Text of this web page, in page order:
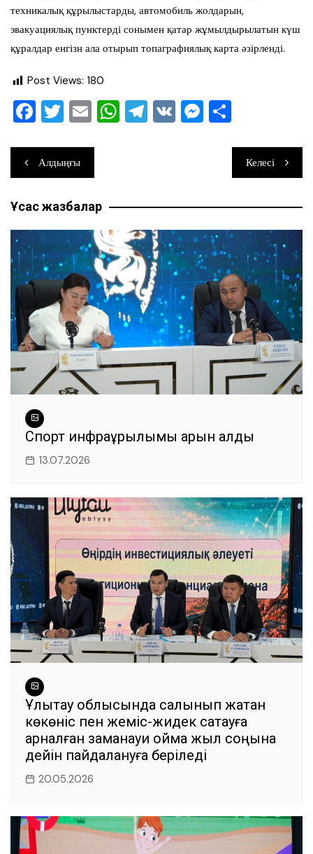
техникалық құрылыстарды, автомобиль жолдарын,
эвакуациялық пунктерді сонымен қатар жұмылдырылатын күш
құралдар енгізн ала отырып топаграфиялық карта әзірленді.
Post Views: 180
F
c
e
b
o
o
k
T
tt
er
E
ai
l
W
A
p
p
T
a
m
V M
n
g
er
ра
ви
ть
Навигация
по
записям
Алдыңғы Келесі
Ұқсас жазбалар
Спорт инфрақұрылымы қарқын алды
13.07.2026
Ұлытау облысында салынып жатқан
көкөніс пен жеміс-жидек сақтауға
арналған заманауи қойма жыл соңына
дейін пайдалануға беріледі
20.05.2026